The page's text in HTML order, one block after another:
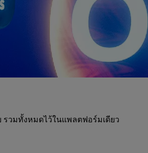
รวมทั้งหมดไว้ในแพลตฟอร์มเดียว